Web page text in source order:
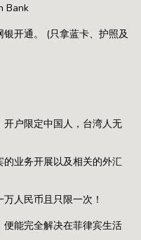
Bank
开通。 (只拿蓝卡、护照及
户限定中国人，台湾人无
业务开展以及相关的外汇
人民币且只限一次！
能完全解决在菲律宾生活